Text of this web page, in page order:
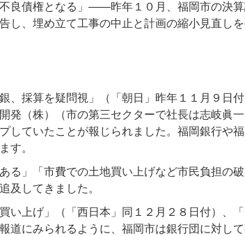
良債権となる」——昨年１０月、福岡市の決算
し、埋め立て工事の中止と計画の縮小見直し
、採算を疑問視」（「朝日」昨年１１月９日
発（株）（市の第三セクターで社長は志岐眞
していたことが報じられました。福岡銀行や
す。
る」「市費での土地買い上げなど市民負担の
及してきました。
い上げ」（「西日本」同１２月２８日付）、
道にみられるように、福岡市は銀行団に対し